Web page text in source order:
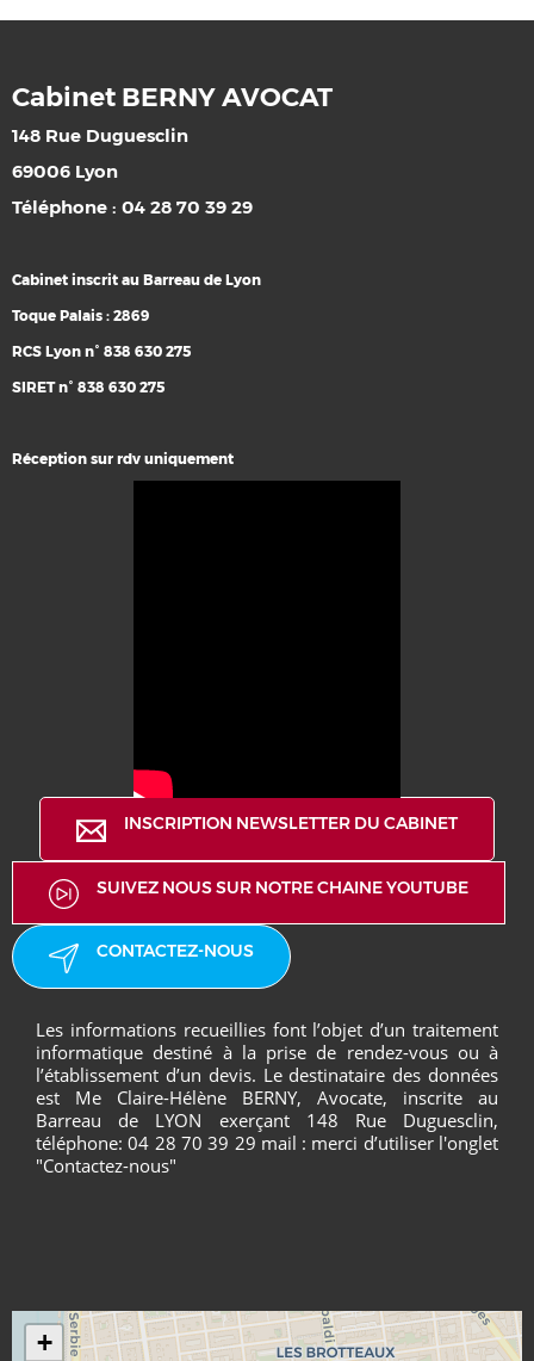
Cabinet BERNY AVOCAT
148 Rue Duguesclin
69006 Lyon
Téléphone : 04 28 70 39 29
Cabinet inscrit au Barreau de Lyon
Toque Palais : 2869
RCS Lyon n° 838 630 275
SIRET n° 838 630 275
Réception sur rdv uniquement
INSCRIPTION NEWSLETTER DU CABINET
SUIVEZ NOUS SUR NOTRE CHAINE YOUTUBE
CONTACTEZ-NOUS
Les informations recueillies font l’objet d’un traitement
informatique destiné à la prise de rendez-vous ou à
l’établissement d’un devis. Le destinataire des données
est Me Claire-Hélène BERNY, Avocate, inscrite au
Barreau de LYON exerçant 148 Rue Duguesclin,
téléphone: 04 28 70 39 29 mail : merci d’utiliser l'onglet
"Contactez-nous"
+